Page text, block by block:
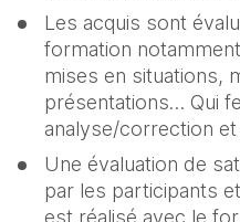
Les acquis sont
formation
mises en situations,
présentations… Qui
analyse/correction
Une évaluation de
par les participants
est réalisé avec le